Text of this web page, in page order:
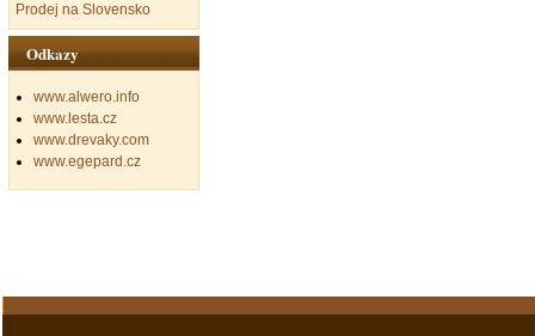
Prodej na Slovensko
Odkazy
www.alwero.info
www.lesta.cz
www.drevaky.com
www.egepard.cz